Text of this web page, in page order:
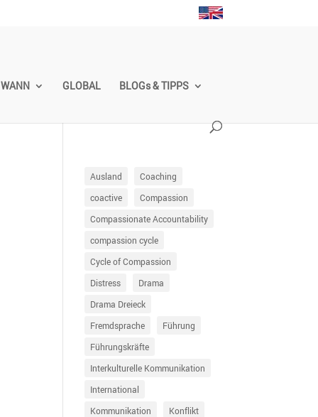
WANN GLOBAL BLOGs & TIPPS
Ausland
Coaching
coactive
Compassion
Compassionate Accountability
compassion cycle
Cycle of Compassion
Distress
Drama
Drama Dreieck
Fremdsprache
Führung
Führungskräfte
Interkulturelle Kommunikation
International
Kommunikation
Konflikt